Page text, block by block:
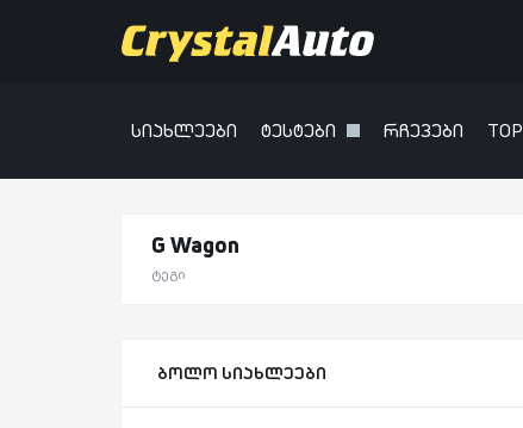
სიახლეები ტესტები რჩევები TOP
G Wagon
ტეგი
ბოლო სიახლეები